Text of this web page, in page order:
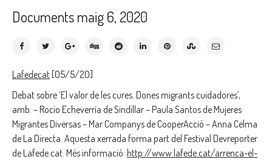
Documentsmaig 6, 2020
Lafedecat [05/5/20]
Debat sobre ‘El valor de les cures. Dones migrants cuidadores’,
amb: – Rocío Echeverría de Sindillar – Paula Santos de Mujeres
Migrantes Diversas – Mar Companys de CooperAcció – Anna Celma
de La Directa. Aquesta xerrada forma part del Festival Devreporter
de Lafede.cat. Més informació: http://www.lafede.cat/arrenca-el-